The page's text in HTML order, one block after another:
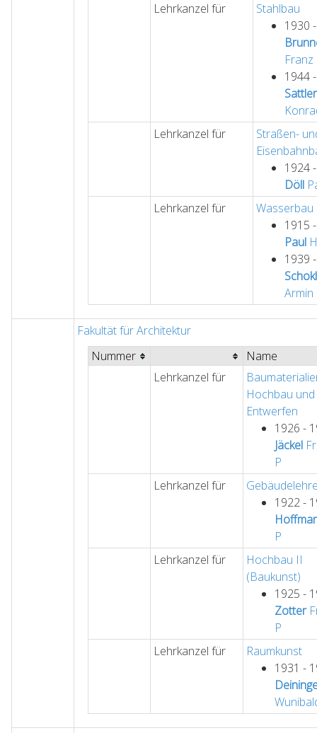
Lehrkanzel für
Stahlbau
1930
Franz
1944
Sattler
Lehrkanzel für
Straßen-
1924
Döll
Lehrkanzel für
Wasserbau
1915
Paul
1939
Armin
Fakultät für Architektur
Nummer
Name
Lehrkanzel für
Hochbau und
Entwerfen
1926 -
Jäckel
P
Lehrkanzel für
1922 -
P
Lehrkanzel für
Hochbau II
(Baukunst)
1925 -
Zotter
P
Lehrkanzel für
Raumkunst
1931 -